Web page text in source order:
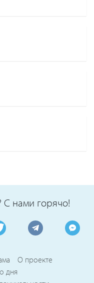
С нами горячо!
О проекте
дня